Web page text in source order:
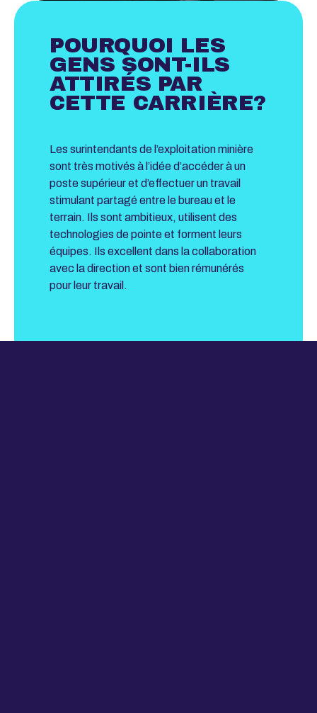
POURQUOI LES
GENS SONT-ILS
ATTIRÉS PAR
CETTE CARRIÈRE?
Les surintendants de l’exploitation minière
sont très motivés à l’idée d’accéder à un
poste supérieur et d’effectuer un travail
stimulant partagé entre le bureau et le
terrain. Ils sont ambitieux, utilisent des
technologies de pointe et forment leurs
équipes. Ils excellent dans la collaboration
avec la direction et sont bien rémunérés
pour leur travail.